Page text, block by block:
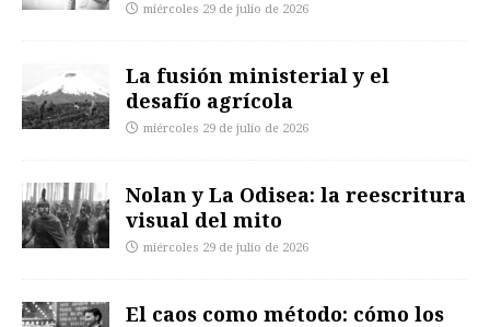
miércoles 29 de julio de 2026
La fusión ministerial y el
desafío agrícola
miércoles 29 de julio de 2026
Nolan y La Odisea: la reescritura
visual del mito
miércoles 29 de julio de 2026
El caos como método: cómo los